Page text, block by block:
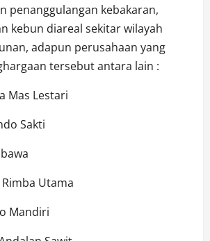
penanggulangan kebakaran,
kebun diareal sekitar wilayah
adapun perusahaan yang
tersebut antara lain :
Mas Lestari
Sakti
Utama
Mandiri